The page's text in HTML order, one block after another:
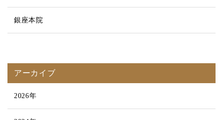
銀座本院
アーカイブ
2026年